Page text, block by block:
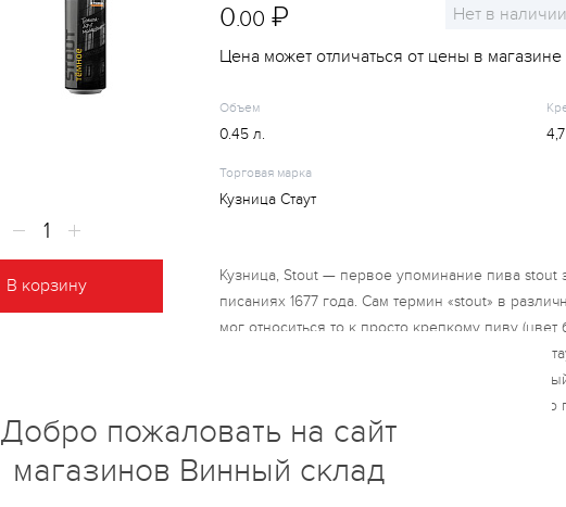
В корзину
0.00 ₽
Нет в наличии
Цена может отличаться от цены в магазине
Объем
0.45 л.
Торговая марка
Кузница Стаут
Кузница, Stout — первое упоминание пива stout
писаниях 1677 года. Сам термин «stout» в
мог относиться то к просто крепкому пиву
важен, светлые эли также могли называться
портерам, пока не отделилось в
благодаря Артуру Гиннессу. Сегодня stout – это
темный эль с густой кремовой пеной
Добро пожаловать на сайт
магазинов Винный склад